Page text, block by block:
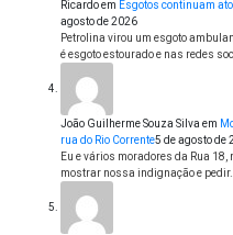
Ricardoem Esgotos continuam
agosto de 2026
Petrolina virou um esgoto
é esgoto estourado e nas redes
João Guilherme Souza Silva em
rua do Rio Corrente5 de agosto de
Eu e vários moradores da Rua
mostrar nossa indignação e pedir…